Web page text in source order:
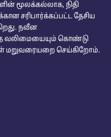
மூலக்கல்லாக, நிதி
சரிபார்க்கப்பட்ட தேசிய
நவீன
வலிமையையும் கொண்டு
மறுவரையறை செய்கிறோம்.